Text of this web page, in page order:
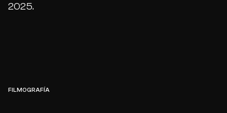
2025.
FILMOGRAFÍA